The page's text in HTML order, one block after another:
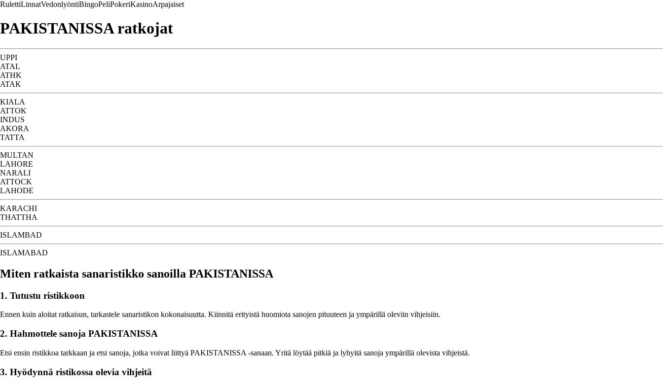
RulettiLinnatVedonlyöntiBingoPeliPokeriKasinoArpajaiset
PAKISTANISSA ratkojat
UPPI
ATAL
ATHK
ATAK
KIALA
ATTOK
INDUS
AKORA
TATTA
MULTAN
LAHORE
NARALI
ATTOCK
LAHODE
KARACHI
THATTHA
ISLAMBAD
ISLAMABAD
Miten ratkaista sanaristikko sanoilla PAKISTANISSA
1. Tutustu ristikkoon
Ennen kuin aloitat ratkaisun, tarkastele sanaristikon kokonaisuutta. Kiinnitä erityistä huomiota sanojen pituuteen ja ympärillä oleviin vihjeisiin.
2. Hahmottele sanoja PAKISTANISSA
Etsi ensin ristikkoa tarkkaan ja etsi sanoja, jotka voivat liittyä PAKISTANISSA -sanaan. Yritä löytää pitkiä ja lyhyitä sanoja ympärillä olevista vihjeistä.
3. Hyödynnä ristikossa olevia vihjeitä